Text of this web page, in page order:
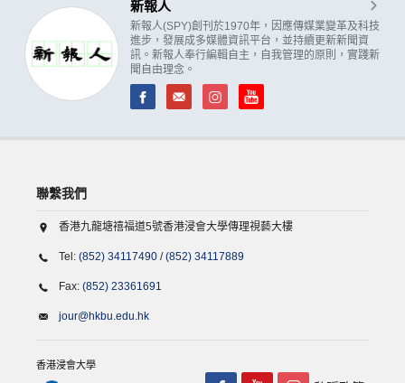
新報人
新報人(SPY)創刊於1970年，因應傳媒業變革及科技
進步，發展成多媒體資訊平台，並持續更新新聞資
訊。新報人奉行編輯自主，自我管理的原則，實踐新
聞自由理念。
聯繫我們
香港九龍塘禧福道5號香港浸會大學傳理視藝大樓
Tel: (852) 34117490 /(852) 34117889
Fax: (852) 23361691
jour@hkbu.edu.hk
香港浸會大學